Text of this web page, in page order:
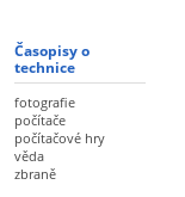
Časopisy o
technice
fotografie
počítače
počítačové hry
věda
zbraně